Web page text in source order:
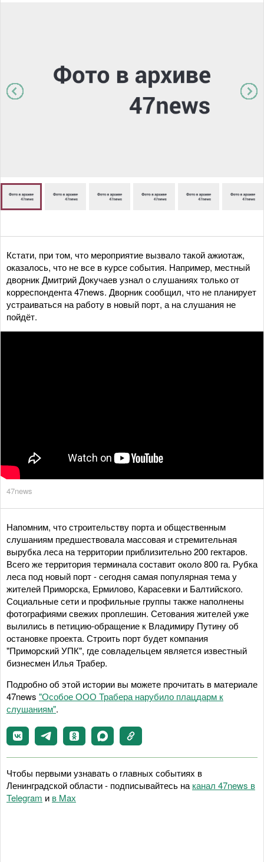
Кстати, при том, что мероприятие вызвало такой ажиотаж,
оказалось, что не все в курсе события. Например, местный
дворник Дмитрий Докучаев узнал о слушаниях только от
корреспондента 47news. Дворник сообщил, что не планирует
устраиваться на работу в новый порт, а на слушания не
пойдёт.
47news
Напомним, что строительству порта и общественным
слушаниям предшествовала массовая и стремительная
вырубка леса на территории приблизительно 200 гектаров.
Всего же территория терминала составит около 800 га. Рубка
леса под новый порт - сегодня самая популярная тема у
жителей Приморска, Ермилово, Карасевки и Балтийского.
Социальные сети и профильные группы также наполнены
фотографиями свежих проплешин. Сетования жителей уже
вылились в петицию-обращение к Владимиру Путину об
остановке проекта. Строить порт будет компания
"Приморский УПК", где совладельцем является известный
бизнесмен Илья Трабер.
Подробно об этой истории вы можете прочитать в материале
47news "Особое ООО Трабера нарубило плацдарм к
слушаниям".
Чтобы первыми узнавать о главных событиях в
Ленинградской области - подписывайтесь наканал 47news в
Telegram и в Maх